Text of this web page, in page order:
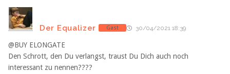
Der Equalizer Gast 30/04/2021 18:39
@BUY ELONGATE
Den Schrott, den Du verlangst, traust Du Dich auch noch
interessant zu nennen????